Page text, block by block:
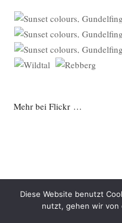
Mehr bei Flickr …
Datenschutzerklärung Mit
Diese Website benutzt
nutzt, gehen wir von